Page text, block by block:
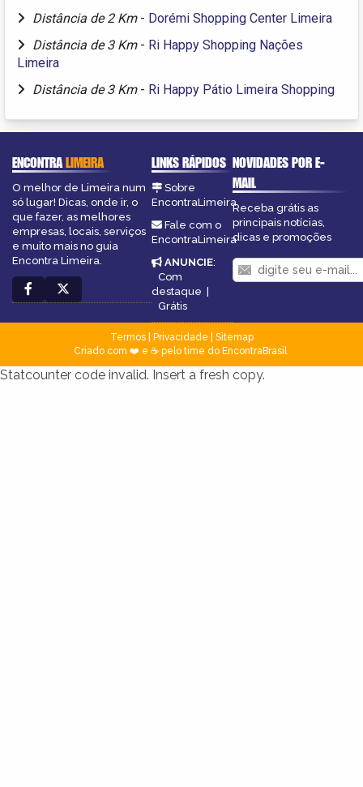
Distância de 2 Km - Dorémi Shopping Center Limeira
Distância de 3 Km - Ri Happy Shopping Nações
Limeira
Distância de 3 Km - Ri Happy Pátio Limeira Shopping
ENCONTRALIMEIRA
O melhor de Limeira num
só lugar! Dicas, onde ir, o
que fazer, as melhores
empresas, locais, serviços
e muito mais no guia
Encontra Limeira.
LINKS RÁPIDOS
Sobre
EncontraLimeira
Fale com o
EncontraLimeira
ANUNCIE:
Com
destaque
Grátis
NOVIDADES POR E-
MAIL
Receba grátis as
principais notícias,
dicas e promoções
Termos| Privacidade
Sitemap
Criado com ❤️ e ☕ pelo time do EncontraBrasil
Statcounter code invalid. Insert a fresh copy.